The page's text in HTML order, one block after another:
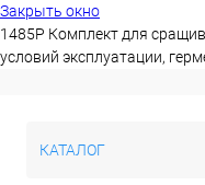
Закрыть окно
1485P Комплект для
условий эксплуатации,
КАТАЛОГ